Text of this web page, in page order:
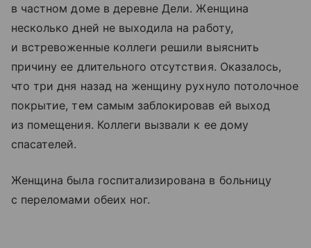
в частном доме в деревне Дели. Женщина
несколько дней не выходила на работу,
и встревоженные коллеги решили выяснить
причину ее длительного отсутствия. Оказалось,
что три дня назад на женщину рухнуло потолочное
покрытие, тем самым заблокировав ей выход
из помещения. Коллеги вызвали к ее дому
спасателей.
Женщина была госпитализирована в больницу
с переломами обеих ног.